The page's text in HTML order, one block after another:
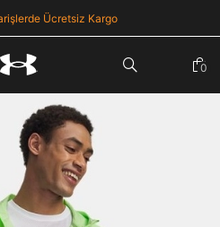
Ücretsiz Kargo
0
Yenile